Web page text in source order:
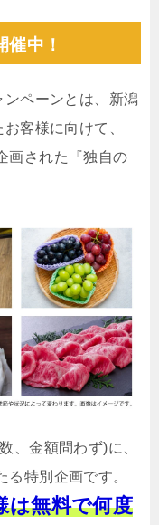
中！
ペーンとは、新潟
客様に向けて、
画された『独自の
、金額問わず)に、
特別企画です。
は無料で何度